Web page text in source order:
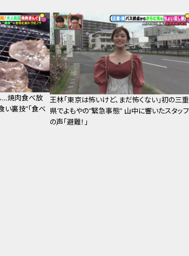
…焼肉食べ放
い裏技”「食べ
王林「東京は怖いけど、まだ怖くない」初の三重
県でよもやの“緊急事態” 山中に響いたスタッフ
の声「避難！」